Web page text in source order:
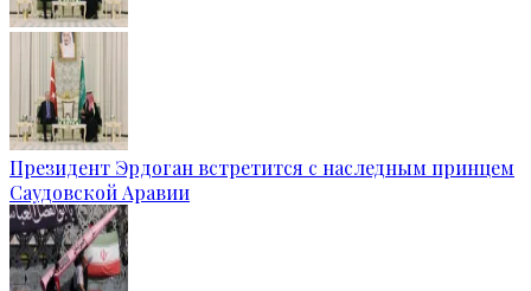
Президент Эрдоган встретится с наследным принцем
Саудовской Аравии